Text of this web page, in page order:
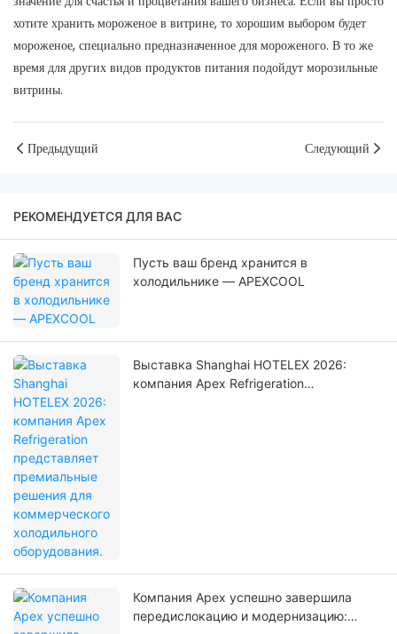
хотите хранить мороженое в витрине, то хорошим выбором будет
мороженое, специально предназначенное для мороженого. В то же
время для других видов продуктов питания подойдут морозильные
витрины.
Предыдущий Следующий
РЕКОМЕНДУЕТСЯ ДЛЯ ВАС
Пусть ваш бренд хранится в
холодильнике — APEXCOOL
Выставка Shanghai HOTELEX 2026:
компания Apex Refrigeration
Компания Apex успешно завершила
передислокацию и модернизацию: